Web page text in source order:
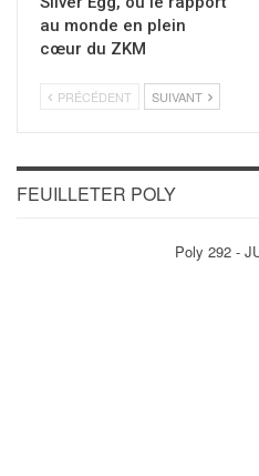
au monde en plein
cœur du ZKM
PRÉCÉDENT SUIVANT
FEUILLETER POLY
Poly 292 -